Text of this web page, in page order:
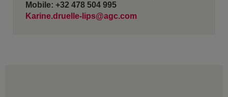
Mobile: +32 478 504 995
Karine.druelle-lips@agc.com